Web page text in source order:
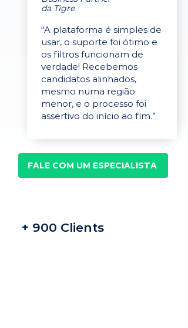
da Tigre
“A plataforma é simples de
usar, o suporte foi ótimo e
os filtros funcionam de
verdade! Recebemos
candidatos alinhados,
mesmo numa região
menor, e o processo foi
assertivo do início ao fim.”
FALE COM UM ESPECIALISTA
+ 900 Clients